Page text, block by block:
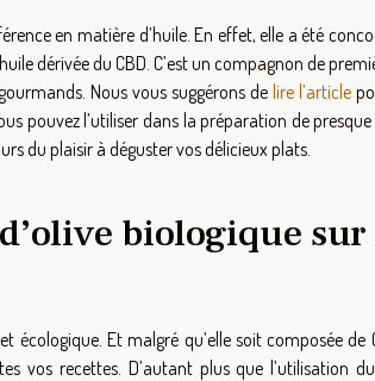
en matière d’huile. En effet, elle a été
dérivée du CBD. C’est un compagnon de
Nous vous suggérons de lire l’article
pouvez l’utiliser dans la préparation de
du plaisir à déguster vos délicieux plats.
biologique sur
écologique. Et malgré qu’elle soit composée de
vos recettes. D’autant plus que l’utilisation